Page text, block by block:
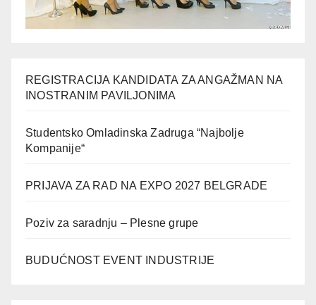
REGISTRACIJA KANDIDATA ZA ANGAŽMAN NA
INOSTRANIM PAVILJONIMA
Studentsko Omladinska Zadruga “Najbolje
Kompanije“
PRIJAVA ZA RAD NA EXPO 2027 BELGRADE
Poziv za saradnju – Plesne grupe
BUDUĆNOST EVENT INDUSTRIJE